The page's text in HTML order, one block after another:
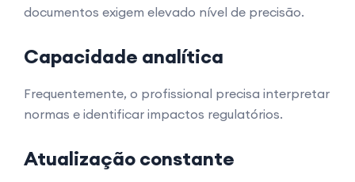
documentos exigem elevado nível de precisão.
Capacidade analítica
Frequentemente, o profissional precisa interpretar
normas e identificar impactos regulatórios.
Atualização constante